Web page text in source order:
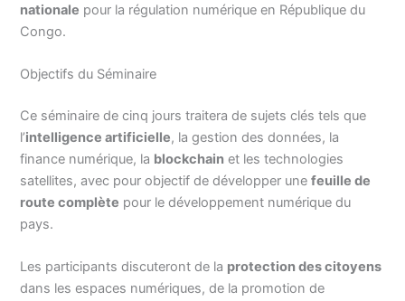
nationale pour la régulation numérique en République du
Congo.
Objectifs du Séminaire
Ce séminaire de cinq jours traitera de sujets clés tels que
l’intelligence artificielle, la gestion des données, la
finance numérique, la blockchain et les technologies
satellites, avec pour objectif de développer unefeuille de
route complète pour le développement numérique du
pays.
Les participants discuteront de la protection des citoyens
dans les espaces numériques, de la promotion de